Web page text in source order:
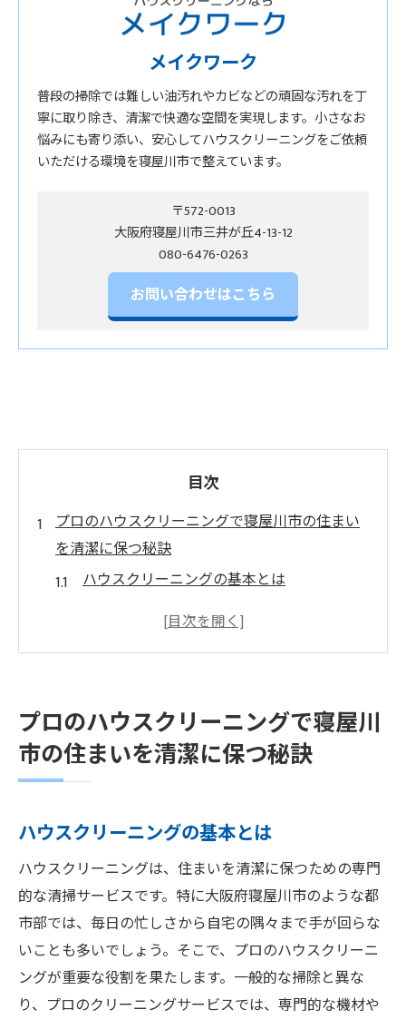
メイクワーク
普段の掃除では難しい油汚れやカビなどの頑固な汚れを丁
寧に取り除き、清潔で快適な空間を実現します。小さなお
悩みにも寄り添い、安心してハウスクリーニングをご依頼
いただける環境を寝屋川市で整えています。
〒572-0013
大阪府寝屋川市三井が丘4-13-12
お問い合わせはこちら
目次
プロのハウスクリーニングで寝屋川市の住まい
を清潔に保つ秘訣
ハウスクリーニングの基本とは
プロが使用する特別な清掃技術
プロに任せることで実現する健康的な住ま
い
の効果
クリーニング業者の実績を確認する方法
利用者の口コミ活用術
効果的なハウスクリーニングのタイミング
クリーニング後の効果を最大化するコツ
サービス内容の比較で見極める業者選び
プロのハウスクリーニングで寝屋川
市の住まいを清潔に保つ秘訣
ハウスクリーニングの基本とは
ハウスクリーニングは、住まいを清潔に保つための専門
的な清掃サービスです。特に大阪府寝屋川市のような都
市部では、毎日の忙しさから自宅の隅々まで手が回らな
いことも多いでしょう。そこで、プロのハウスクリーニ
ングが重要な役割を果たします。一般的な掃除と異な
り、プロのクリーニングサービスでは、専門的な機材や